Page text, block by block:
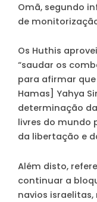
Omã, segundo
de
Os Huthis
“saudar os
para afirmar
Hamas] Yahya
determinação
livres do mundo
da libertação e
Além disto,
continuar a
navios